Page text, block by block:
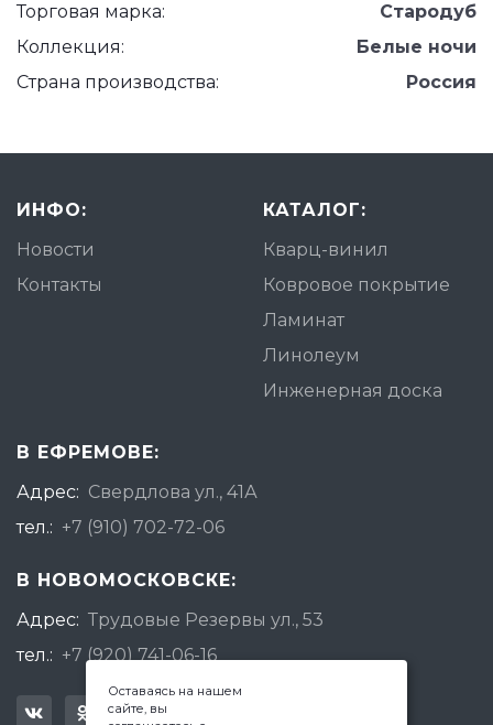
Торговая марка:
Стародуб
Коллекция:
Белые ночи
Страна производства:
Россия
ИНФО:
Новости
Контакты
КАТАЛОГ:
Кварц-винил
Ковровое покрытие
Ламинат
Линолеум
Инженерная доска
В ЕФРЕМОВЕ:
Адрес: Свердлова ул., 41А
тел.: +7 (910) 702-72-06
В НОВОМОСКОВСКЕ:
Адрес: Трудовые Резервы ул., 53
тел.: +7 (920) 741-06-16
Оставаясь на нашем
сайте, вы